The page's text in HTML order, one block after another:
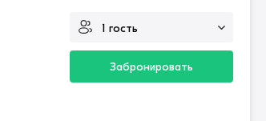
Забронировать